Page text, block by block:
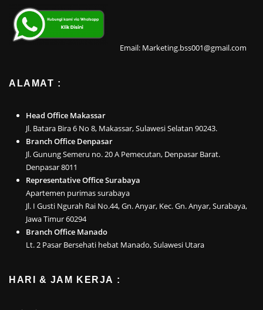
Email: Marketing.bss001@gmail.com
ALAMAT :
Head Office Makassar
Jl. Batara Bira 6 No 8, Makassar, Sulawesi Selatan 90243.
Branch Office Denpasar
Jl. Gunung Semeru no. 20 A Pemecutan, Denpasar Barat.
Denpasar 8011
Representative Office Surabaya
Apartemen purimas surabaya
Jl. I Gusti Ngurah Rai No.44, Gn. Anyar, Kec. Gn. Anyar, Surabaya,
Jawa Timur 60294
Branch Office Manado
Lt. 2 Pasar Bersehati hebat Manado, Sulawesi Utara
HARI & JAM KERJA :